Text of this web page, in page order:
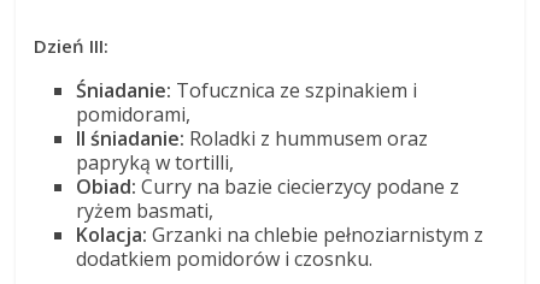
Dzień III:
Śniadanie: Tofucznica ze szpinakiem i
pomidorami,
II śniadanie: Roladki z hummusem oraz
papryką w tortilli,
Obiad: Curry na bazie ciecierzycy podane z
ryżem basmati,
Kolacja: Grzanki na chlebie pełnoziarnistym z
dodatkiem pomidorów i czosnku.